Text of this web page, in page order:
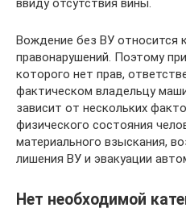
ввиду отсутствия вины.
Вождение без ВУ относится
правонарушений. Поэтому
которого нет прав,
фактическом владельцу
зависит от нескольких
физического состояния
материального взыскания,
лишения ВУ и эвакуации
Нет необходимой